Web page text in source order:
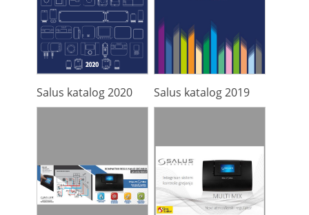
Salus katalog 2020 Salus katalog 2019